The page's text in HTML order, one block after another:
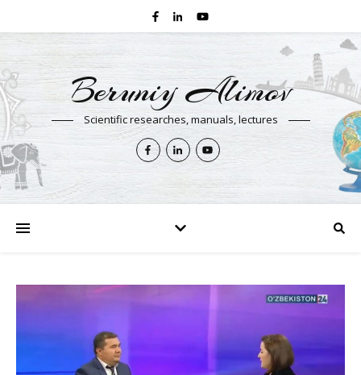
Beruniy Alimov
Scientific researches, manuals, lectures